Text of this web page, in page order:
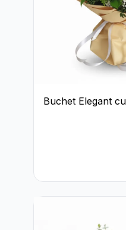
Buchet Elegant cu